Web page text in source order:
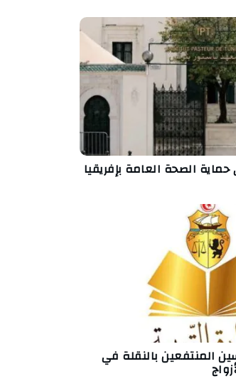
الصحة العامة بإفريقيا
المنتفعين بالنقلة في